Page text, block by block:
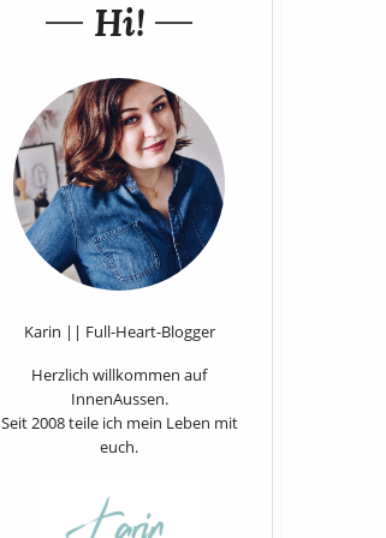
Hi!
Karin || Full-Heart-Blogger
Herzlich willkommen auf
InnenAussen.
Seit 2008 teile ich mein Leben mit
euch.